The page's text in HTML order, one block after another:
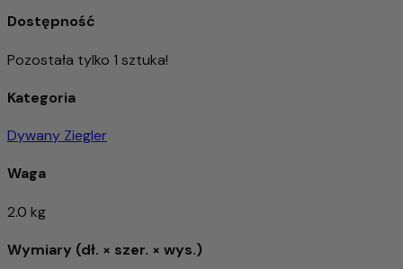
Dostępność
Pozostała tylko 1 sztuka!
Kategoria
Dywany Ziegler
Waga
2.0 kg
Wymiary (dł. × szer. × wys.)